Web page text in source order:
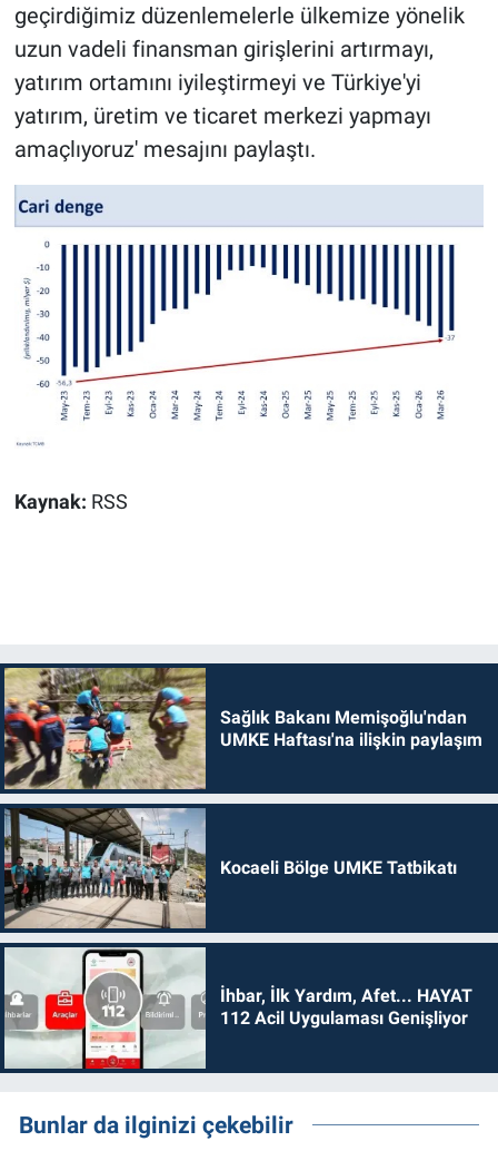
geçirdiğimiz düzenlemelerle ülkemize yönelik
uzun vadeli finansman girişlerini artırmayı,
yatırım ortamını iyileştirmeyi ve Türkiye'yi
yatırım, üretim ve ticaret merkezi yapmayı
amaçlıyoruz' mesajını paylaştı.
Kaynak: RSS
Sağlık Bakanı Memişoğlu'ndan
UMKE Haftası'na ilişkin paylaşım
Kocaeli Bölge UMKE Tatbikatı
İhbar, İlk Yardım, Afet... HAYAT
112 Acil Uygulaması Genişliyor
Bunlar da ilginizi çekebilir